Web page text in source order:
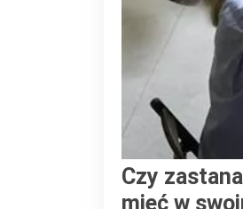
Czy
mieć w